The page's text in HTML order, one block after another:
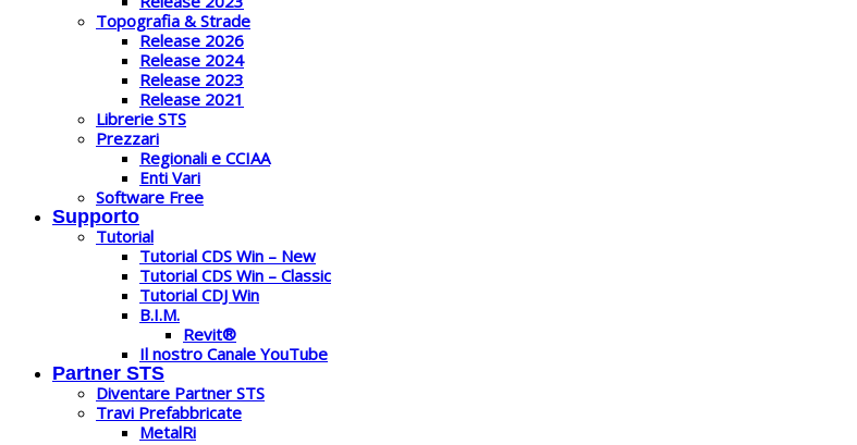
Topografia & Strade
Release 2026
Release 2024
Release 2023
Release 2021
Librerie STS
Prezzari
Regionali e CCIAA
Enti Vari
Software Free
Supporto
Tutorial
Tutorial CDS Win – New
Tutorial CDS Win – Classic
Tutorial CDJ Win
B.I.M.
Revit®
Il nostro Canale YouTube
Partner STS
Diventare Partner STS
Travi Prefabbricate
MetalRi